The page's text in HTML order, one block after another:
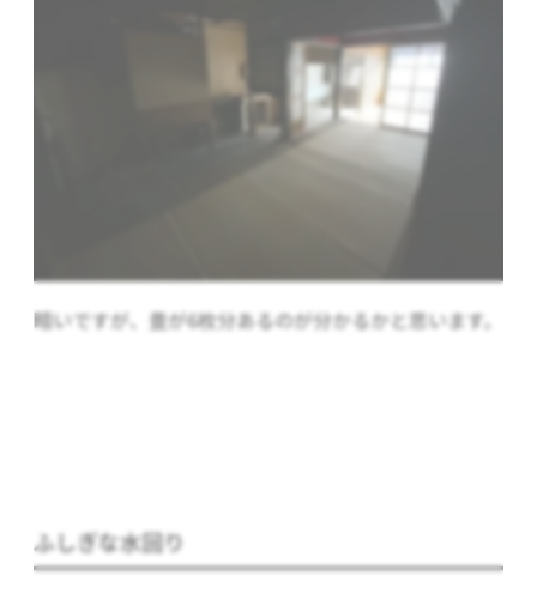
暗いですが、畳が6枚分あるのが分かるかと思います。
ふしぎな水回り